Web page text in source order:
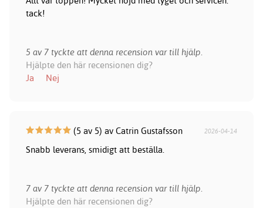
tack!
5 av 7 tyckte att denna recension var till hjälp.
Hjälpte den här recensionen dig?
Ja
Nej
(5 av 5) av Catrin Gustafsson 2026-04-14
Snabb leverans, smidigt att beställa.
7 av 7 tyckte att denna recension var till hjälp.
Hjälpte den här recensionen dig?